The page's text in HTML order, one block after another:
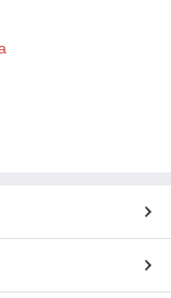
в різних
у письмі,
Паркер, Ви
час письма,